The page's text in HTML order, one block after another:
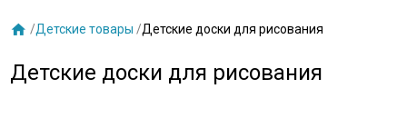
 /Детские товары /Детские доски для рисования
Детские доски для рисования